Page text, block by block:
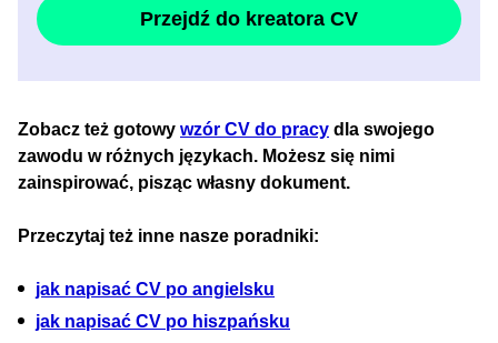
Przejdź do kreatora CV
Zobacz też gotowy wzór CV do pracy dla swojego
zawodu w różnych językach. Możesz się nimi
zainspirować, pisząc własny dokument.
Przeczytaj też inne nasze poradniki:
jak napisać CV po angielsku
jak napisać CV po hiszpańsku